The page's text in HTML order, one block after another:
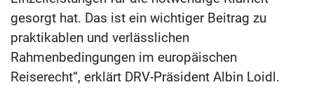
gesorgt hat. Das ist ein wichtiger Beitrag zu
praktikablen und verlässlichen
Rahmenbedingungen im europäischen
Reiserecht“, erklärt DRV-Präsident Albin Loidl.